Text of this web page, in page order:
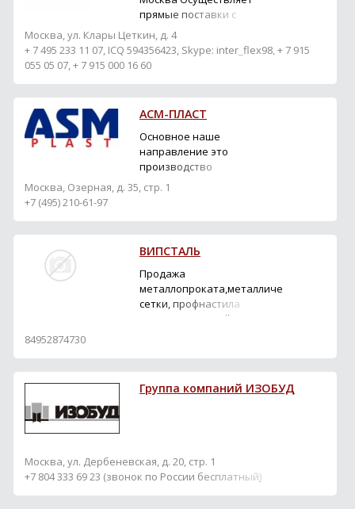
несъемной опалубки из
прямые поставки с
заводов-
производителей
первоклассных
►Панели облицовочные
Hpl compact Kronospan
(стеновые ламинаты
уникального качества и
Москва, ул. Клары Цеткин, д. 4
+ 7 495 233 11 07, ICQ 594356423, Skype: inter_flex98, + 7 915
055 05 07, + 7 915 000 16 60
АСМ-ПЛАСТ
Основное наше
направление это
производство
ПОДОКОННИКОВ
ПВХ,СЭНДВИЧ-ПАНЕЛЕЙ
Монтажных профилей
для ПВХ Панелей. Так же
мы сотрудничаем с
ведущими
поставщиками ХИМИИ
компании широким ...
Москва, Озерная, д. 35, стр. 1
+7 (495) 210-61-97
ВИПСТАЛЬ
Продажа
металлопроката,металлической
сетки, профнастила
,сэндвич-панелей
84952874730
Группа компаний ИЗОБУД
Москва, ул. Дербеневская, д. 20, стр. 1
+7 804 333 69 23 (звонок по России бесплатный)